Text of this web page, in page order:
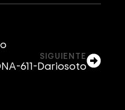
SIGUIENTE
611-Dariosoto